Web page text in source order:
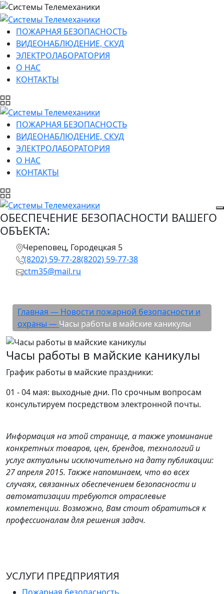
ПОЖАРНАЯ БЕЗОПАСНОСТЬ
ВИДЕОНАБЛЮДЕНИЕ, СКУД
ЭЛЕКТРОЛАБОРАТОРИЯ
О НАС
КОНТАКТЫ
ПОЖАРНАЯ БЕЗОПАСНОСТЬ
ВИДЕОНАБЛЮДЕНИЕ, СКУД
ЭЛЕКТРОЛАБОРАТОРИЯ
О НАС
КОНТАКТЫ
ОБЕСПЕЧЕНИЕ БЕЗОПАСНОСТИ ВАШЕГО
ОБЪЕКТА:
Череповец, Городецкая 5
(8202) 59-77-28(8202) 59-77-38
ctm35@mail.ru
Главная — Новости пожарной безопасности и
охраны — Часы работы в майские каникулы
Часы работы в майские каникулы
График работы в майские праздники:
01 - 04 мая: выходные дни. По срочным вопросам
консультируем посредством электронной почты.
Информация на этой странице, а также упоминание
конкретных товаров, цен, брендов, технологий и
услуг актуальны исключительно на дату публикации:
27 апреля 2015. Также напоминаем, что во всех
случаях, связанных обеспечением безопасности и
автоматизации требуются отраслевые
компетенции. Возможно, Вам стоит обратиться к
профессионалам для решения задач.
УСЛУГИ ПРЕДПРИЯТИЯ
Пожарная безопасность